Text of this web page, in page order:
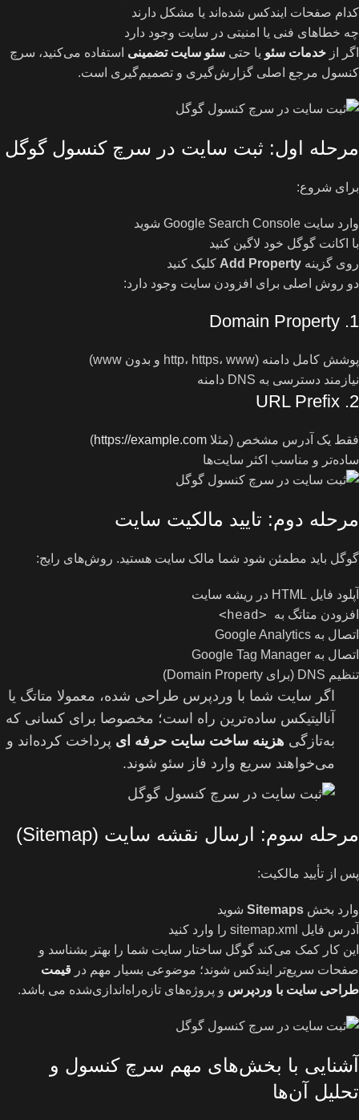
کدام صفحات ایندکس شده‌اند یا مشکل دارند
چه خطاهای فنی یا امنیتی در سایت وجود دارد
اگر از خدمات سئو یا حتی سئو سایت تضمینی استفاده می‌کنید، سرچ
کنسول مرجع اصلی گزارش‌گیری و تصمیم‌گیری است.
مرحله اول: ثبت سایت در سرچ کنسول گوگل
برای شروع:
وارد سایت Google Search Console شوید
با اکانت گوگل خود لاگین کنید
روی گزینه Add Property کلیک کنید
دو روش اصلی برای افزودن سایت وجود دارد:
1. Domain Property
پوشش کامل دامنه (http، https، www و بدون www)
نیازمند دسترسی به DNS دامنه
2. URL Prefix
فقط یک آدرس مشخص (مثلا https://example.com
)
ساده‌تر و مناسب اکثر سایت‌ها
مرحله دوم: تایید مالکیت سایت
گوگل باید مطمئن شود شما مالک سایت هستید. روش‌های رایج:
آپلود فایل HTML در ریشه سایت
افزودن متاتگ به
<head>
اتصال به Google Analytics
اتصال به Google Tag Manager
تنظیم DNS (برای Domain Property)
اگر سایت شما با وردپرس طراحی شده، معمولا متاتگ یا
آنالیتیکس ساده‌ترین راه است؛ مخصوصا برای کسانی که
به‌تازگی هزینه ساخت سایت حرفه ای پرداخت کرده‌اند و
می‌خواهند سریع وارد فاز سئو شوند.
مرحله سوم: ارسال نقشه سایت (Sitemap)
پس از تأیید مالکیت:
وارد بخش Sitemaps شوید
آدرس فایل sitemap.xml را وارد کنید
این کار کمک می‌کند گوگل ساختار سایت شما را بهتر بشناسد و
صفحات سریع‌تر ایندکس شوند؛ موضوعی بسیار مهم در قیمت
طراحی سایت با وردپرس و پروژه‌های تازه‌راه‌اندازی‌شده می باشد.
آشنایی با بخش‌های مهم سرچ کنسول و
تحلیل آن‌ها